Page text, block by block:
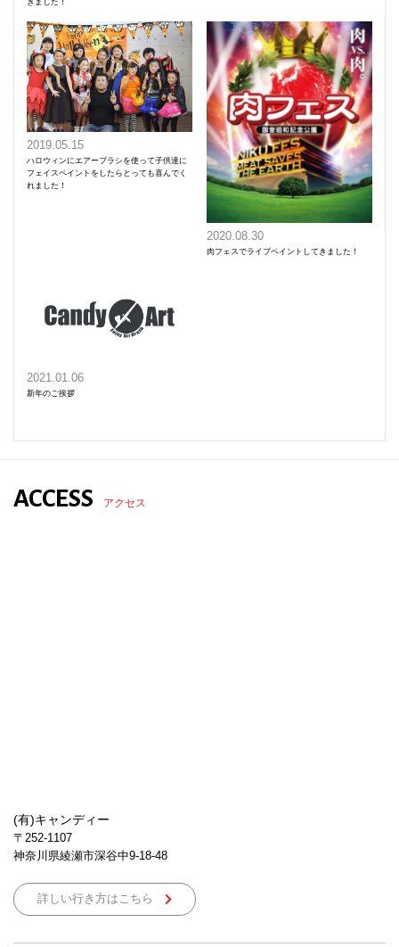
2019.05.15
ハロウィンにエアーブラシを使って子供達に
フェイスペイントをしたらとっても喜んでく
れました！
2020.08.30
肉フェスでライブペイントしてきました！
2021.01.06
新年のご挨拶
ACCESS アクセス
(有)キャンディー
〒252-1107
神奈川県綾瀬市深谷中9-18-48
詳しい行き方はこちら